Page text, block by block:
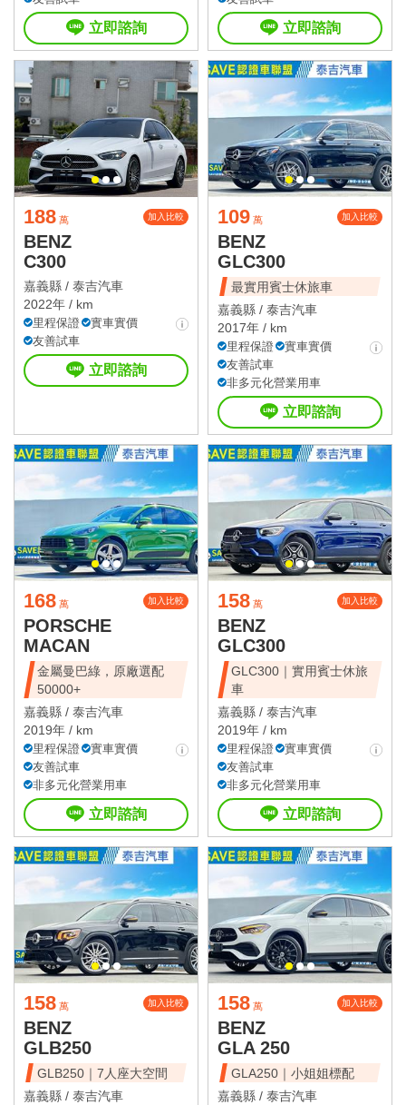
立即諮詢 立即諮詢
188 萬 加入比較
BENZ
C300
嘉義縣 / 泰吉汽車
2022年 / km
里程保證
實車實價
友善試車
立即諮詢
109 萬 加入比較
BENZ
GLC300
最實用賓士休旅車
嘉義縣 / 泰吉汽車
2017年 / km
里程保證
實車實價
友善試車
非多元化營業用車
立即諮詢
168 萬 加入比較
PORSCHE
MACAN
金屬曼巴綠，原廠選配
50000+
嘉義縣 / 泰吉汽車
2019年 / km
里程保證
實車實價
友善試車
非多元化營業用車
立即諮詢
158 萬 加入比較
BENZ
GLC300
GLC300｜實用賓士休旅
車
嘉義縣 / 泰吉汽車
2019年 / km
里程保證
實車實價
友善試車
非多元化營業用車
立即諮詢
158 萬 加入比較
BENZ
GLB250
GLB250｜7人座大空間
嘉義縣 / 泰吉汽車
158 萬 加入比較
BENZ
GLA 250
GLA250｜小姐姐標配
嘉義縣 / 泰吉汽車